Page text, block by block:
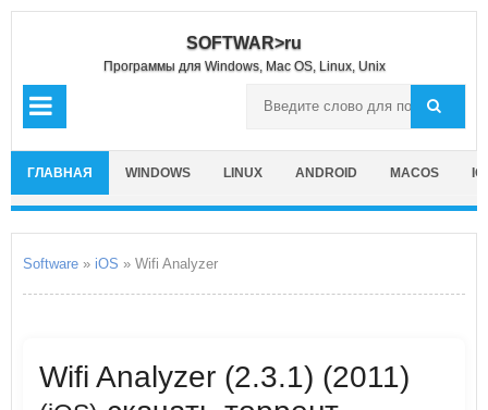
SOFTWAR>ru
Программы для Windows, Mac OS, Linux, Unix
ГЛАВНАЯ WINDOWS LINUX ANDROID MACOS
Software » iOS » Wifi Analyzer
Wifi Analyzer (2.3.1) (2011)